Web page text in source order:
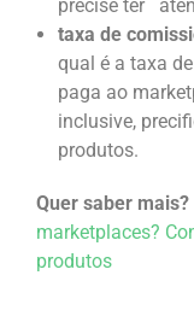
precise ter
taxa de
qual é a taxa
paga ao
inclusive,
produtos.
Quer saber
marketplaces?
produtos